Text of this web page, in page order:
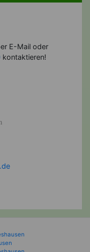
E-Mail oder
kontaktieren!